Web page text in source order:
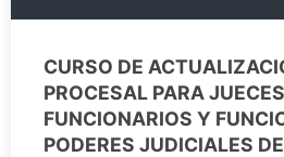
CURSO DE
PROCESAL PARA
FUNCIONARIOS Y
PODERES JUDICIALES